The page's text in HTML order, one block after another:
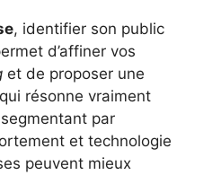
, identifier son public
d’affiner vos
et de proposer une
qui résonne vraiment
par
et technologie
peuvent mieux